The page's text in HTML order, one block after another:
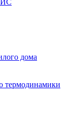
дома
термодинамики